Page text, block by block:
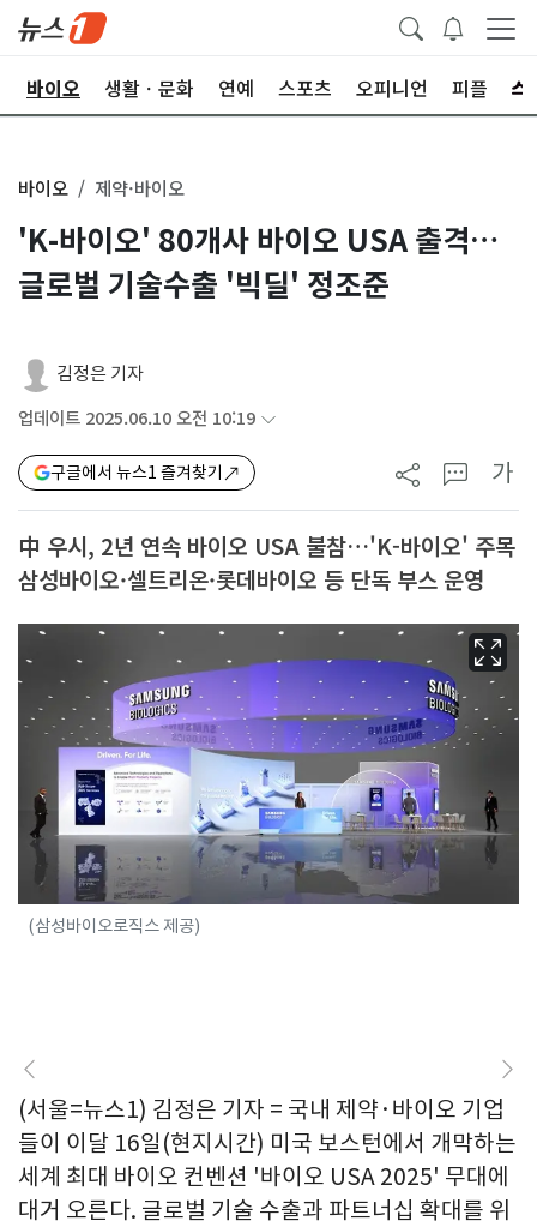
바이오 생활ㆍ문화 연예 스포츠 오피니언 피플
바이오 제약·바이오
'K-바이오' 80개사 바이오 USA 출격…
글로벌 기술수출 '빅딜' 정조준
김정은 기자
업데이트 2025.06.10 오전 10:19
구글에서 뉴스1 즐겨찾기 가
中 우시, 2년 연속 바이오 USA 불참…'K-바이오' 주목
삼성바이오·셀트리온·롯데바이오 등 단독 부스 운영
(삼성바이오로직스 제공)
(서울=뉴스1) 김정은 기자 = 국내 제약·바이오 기업
들이 이달 16일(현지시간) 미국 보스턴에서 개막하는
세계 최대 바이오 컨벤션 '바이오 USA 2025' 무대에
대거 오른다. 글로벌 기술 수출과 파트너십 확대를 위